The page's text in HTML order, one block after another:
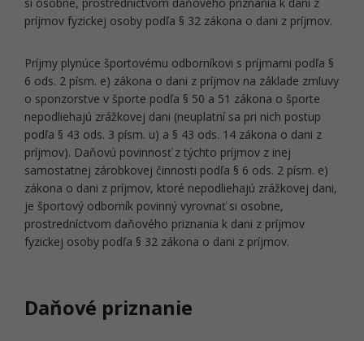
príjmov fyzickej osoby podľa § 32 zákona o dani z príjmov.
Príjmy plynúce športovému odborníkovi s príjmami podľa §
6 ods. 2 písm. e) zákona o dani z príjmov na základe zmluvy
o sponzorstve v športe podľa § 50 a 51 zákona o športe
nepodliehajú zrážkovej dani (neuplatní sa pri nich postup
podľa § 43 ods. 3 písm. u) a § 43 ods. 14 zákona o dani z
príjmov). Daňovú povinnosť z týchto príjmov z inej
samostatnej zárobkovej činnosti podľa § 6 ods. 2 písm. e)
zákona o dani z príjmov, ktoré nepodliehajú zrážkovej dani,
je športový odborník povinný vyrovnať si osobne,
prostredníctvom daňového priznania k dani z príjmov
fyzickej osoby podľa § 32 zákona o dani z príjmov.
Daňové priznanie